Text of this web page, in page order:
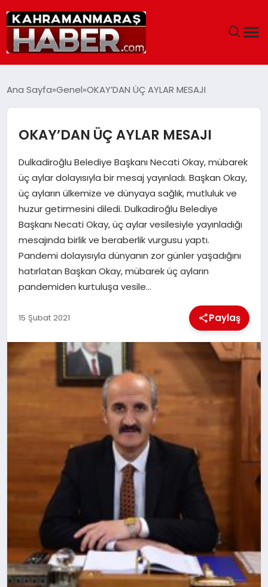
SIYASET
EĞITIM
EKONOMI
SAĞLIK
SPOR
İLETIŞIM
YAZARLAR
Ana Sayfa Genel OKAY’DAN ÜÇ AYLAR MESAJI
OKAY’DAN ÜÇ AYLAR MESAJI
Dulkadiroğlu Belediye Başkanı Necati Okay, mübarek
üç aylar dolayısıyla bir mesaj yayınladı. Başkan Okay,
üç ayların ülkemize ve dünyaya sağlık, mutluluk ve
huzur getirmesini diledi. Dulkadiroğlu Belediye
Başkanı Necati Okay, üç aylar vesilesiyle yayınladığı
mesajında birlik ve beraberlik vurgusu yaptı.
Pandemi dolayısıyla dünyanın zor günler yaşadığını
hatırlatan Başkan Okay, mübarek üç ayların
pandemiden kurtuluşa vesile…
15 Şubat 2021 Paylaş